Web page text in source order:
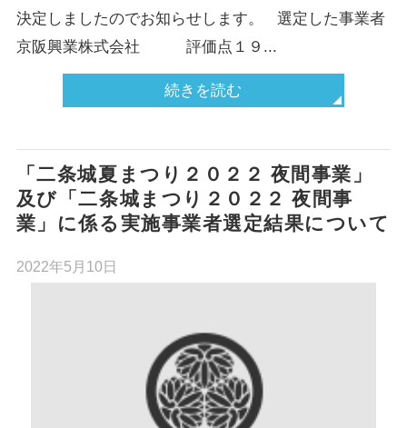
決定しましたのでお知らせします。 選定した事業者
京阪興業株式会社 評価点１９...
続きを読む
「二条城夏まつり２０２２ 夜間事業」
及び「二条城まつり２０２２ 夜間事
業」に係る実施事業者選定結果について
2022年5月10日